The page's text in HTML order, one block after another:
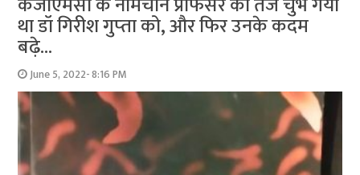
था डॉ गिरीश गुप्‍ता को, और फि‍र उनके कदम
बढ़े…
June 5, 2022- 8:16 PM